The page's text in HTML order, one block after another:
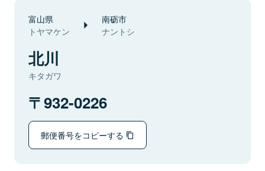
富山県
トヤマケン
南砺市
ナントシ
北川
キタガワ
932-0226
郵便番号をコピーする